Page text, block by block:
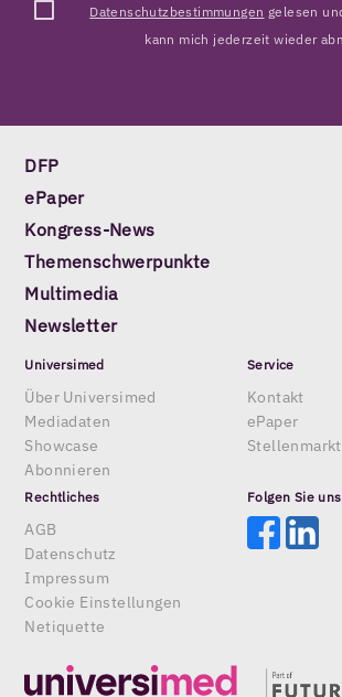
Datenschutzbestimmungen gelesen
kann mich jederzeit wieder
DFP
ePaper
Kongress-News
Themenschwerpunkte
Multimedia
Newsletter
Universimed
Über Universimed
Mediadaten
Showcase
Abonnieren
Service
Kontakt
ePaper
Stellenmarkt
Rechtliches
AGB
Datenschutz
Impressum
Cookie Einstellungen
Netiquette
Folgen Sie uns